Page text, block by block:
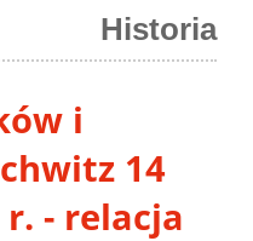
Historia
i
14
- relacja